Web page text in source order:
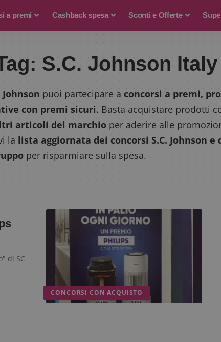
a premi Cashback spesa Sconti e Offerte
S.C. Johnson Italy
Johnson puoi partecipare a concorsi a premi,
con premi sicuri. Basta acquistare prodotti
articoli del marchio per aderire alle
la lista aggiornata dei concorsi S.C. Johnson
per risparmiare sulla spesa.
CONCORSI CON ACQUISTO
di SC